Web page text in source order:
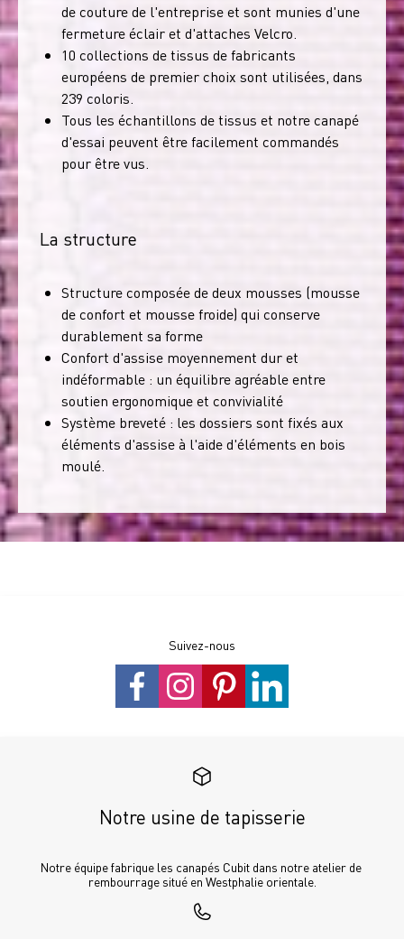
de couture de l'entreprise et sont munies d'une
fermeture éclair et d'attaches Velcro.
10 collections de tissus de fabricants
européens de premier choix sont utilisées, dans
239 coloris.
Tous les échantillons de tissus et notre canapé
d'essai peuvent être facilement commandés
pour être vus.
La structure
Structure composée de deux mousses (mousse
de confort et mousse froide) qui conserve
durablement sa forme
Confort d'assise moyennement dur et
indéformable : un équilibre agréable entre
soutien ergonomique et convivialité
Système breveté : les dossiers sont fixés aux
éléments d'assise à l'aide d'éléments en bois
moulé.
Suivez-nous
Notre usine de tapisserie
Notre équipe fabrique les canapés Cubit dans notre atelier de
rembourrage situé en Westphalie orientale.